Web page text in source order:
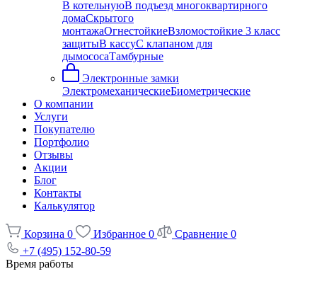
В котельнуюВ подъезд многоквартирного
домаСкрытого
монтажаОгнестойкиеВзломостойкие 3 класс
защитыВ кассуС клапаном для
дымососаТамбурные
Электронные замки
ЭлектромеханическиеБиометрические
О компании
Услуги
Покупателю
Портфолио
Отзывы
Акции
Блог
Контакты
Калькулятор
Корзина 0 Избранное 0 Сравнение 0
+7 (495) 152-80-59
Время работы